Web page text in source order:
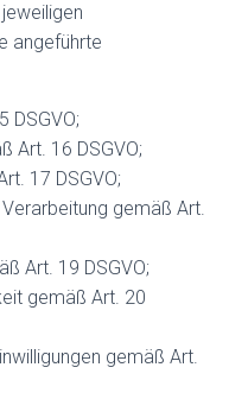
angeführte
DSGVO;
Art. 16 DSGVO;
17 DSGVO;
gemäß Art.
Art. 19 DSGVO;
gemäß Art. 20
gemäß Art.